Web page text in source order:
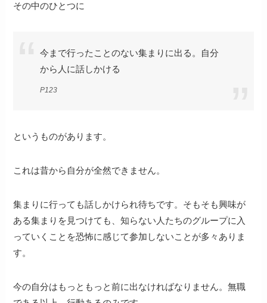
その中のひとつに
今まで行ったことのない集まりに出る。自分
から人に話しかける
P123
というものがあります。
これは昔から自分が全然できません。
集まりに行っても話しかけられ待ちです。そもそも興味が
ある集まりを見つけても、知らない人たちのグループに入
っていくことを恐怖に感じて参加しないことが多々ありま
す。
今の自分はもっともっと前に出なければなりません。無職